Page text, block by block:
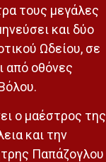
τους μεγάλες
και δύο
Ωδείου, σε
από οθόνες
ο μαέστρος της
και την
Παπάζογλου